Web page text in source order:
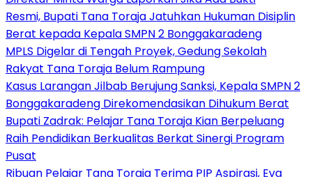
Resmi, Bupati Tana Toraja Jatuhkan Hukuman Disiplin
Berat kepada Kepala SMPN 2 Bonggakaradeng
MPLS Digelar di Tengah Proyek, Gedung Sekolah
Rakyat Tana Toraja Belum Rampung
Kasus Larangan Jilbab Berujung Sanksi, Kepala SMPN 2
Bonggakaradeng Direkomendasikan Dihukum Berat
Bupati Zadrak: Pelajar Tana Toraja Kian Berpeluang
Raih Pendidikan Berkualitas Berkat Sinergi Program
Pusat
Ribuan Pelajar Tana Toraja Terima PIP Aspirasi, Eva